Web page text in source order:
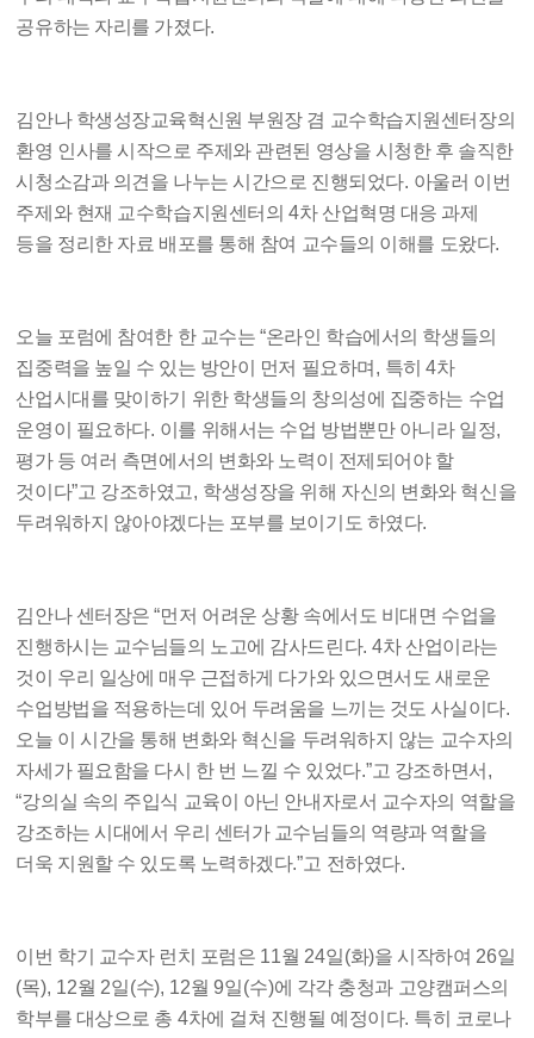
공유하는 자리를 가졌다.
김안나 학생성장교육혁신원 부원장 겸 교수학습지원센터장의
환영 인사를 시작으로 주제와 관련된 영상을 시청한 후 솔직한
시청소감과 의견을 나누는 시간으로 진행되었다. 아울러 이번
주제와 현재 교수학습지원센터의 4차 산업혁명 대응 과제
등을 정리한 자료 배포를 통해 참여 교수들의 이해를 도왔다.
오늘 포럼에 참여한 한 교수는 “온라인 학습에서의 학생들의
집중력을 높일 수 있는 방안이 먼저 필요하며 , 특히4차
산업시대를 맞이하기 위한 학생들의 창의성에 집중하는 수업
운영이 필요하다. 이를 위해서는 수업 방법뿐만 아니라 일정,
평가 등 여러 측면에서의 변화와 노력이 전제되어야 할
것이다”고 강조하였고, 학생성장을 위해 자신의 변화와 혁신을
두려워하지 않아야겠다는 포부를 보이기도 하였다.
김안나 센터장은“먼저 어려운 상황 속에서도 비대면 수업을
진행하시는 교수님들의 노고에 감사드린다. 4차 산업이라는
것이 우리 일상에 매우 근접하게 다가와 있으면서도 새로운
수업방법을 적용하는데 있어 두려움을 느끼는 것도 사실이다.
오늘 이 시간을 통해 변화와 혁신을 두려워하지 않는 교수자의
자세가 필요함을 다시 한 번 느낄 수 있었다.”고 강조하면서 ,
“강의실 속의 주입식 교육이 아닌 안내자로서 교수자의 역할을
강조하는 시대에서 우리 센터가 교수님들의 역량과 역할을
더욱 지원할 수 있도록 노력하겠다.”고 전하였다.
이번 학기 교수자 런치 포럼은 11월 24일(화)을 시작하여 26일
(목), 12월 2일(수), 12월9일(수)에 각각 충청과 고양캠퍼스의
학부를 대상으로 총 4차에 걸쳐 진행될 예정이다. 특히 코로나